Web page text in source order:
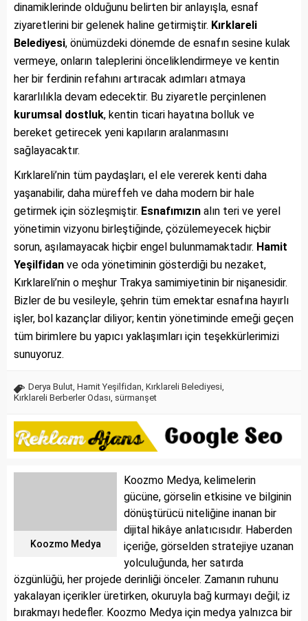
dinamiklerinde olduğunu belirten bir anlayışla, esnaf
ziyaretlerini bir gelenek haline getirmiştir. Kırklareli
Belediyesi, önümüzdeki dönemde de esnafın sesine kulak
vermeye, onların taleplerini önceliklendirmeye ve kentin
her bir ferdinin refahını artıracak adımları atmaya
kararlılıkla devam edecektir. Bu ziyaretle perçinlenen
kurumsal dostluk, kentin ticari hayatına bolluk ve
bereket getirecek yeni kapıların aralanmasını
sağlayacaktır.
Kırklareli’nin tüm paydaşları, el ele vererek kenti daha
yaşanabilir, daha müreffeh ve daha modern bir hale
getirmek için sözleşmiştir. Esnafımızın alın teri ve yerel
yönetimin vizyonu birleştiğinde, çözülemeyecek hiçbir
sorun, aşılamayacak hiçbir engel bulunmamaktadır. Hamit
Yeşilfidan ve oda yönetiminin gösterdiği bu nezaket,
Kırklareli’nin o meşhur Trakya samimiyetinin bir nişanesidir.
Bizler de bu vesileyle, şehrin tüm emektar esnafına hayırlı
işler, bol kazançlar diliyor; kentin yönetiminde emeği geçen
tüm birimlere bu yapıcı yaklaşımları için teşekkürlerimizi
sunuyoruz.
Derya Bulut, Hamit Yeşilfidan, Kırklareli Belediyesi,
Kırklareli Berberler Odası, sürmanşet
Koozmo Medya
Koozmo Medya, kelimelerin
gücüne, görselin etkisine ve bilginin
dönüştürücü niteliğine inanan bir
dijital hikâye anlatıcısıdır. Haberden
içeriğe, görselden stratejiye uzanan
yolculuğunda, her satırda
özgünlüğü, her projede derinliği önceler. Zamanın ruhunu
yakalayan içerikler üretirken, okuruyla bağ kurmayı değil; iz
bırakmayı hedefler. Koozmo Medya için medya yalnızca bir